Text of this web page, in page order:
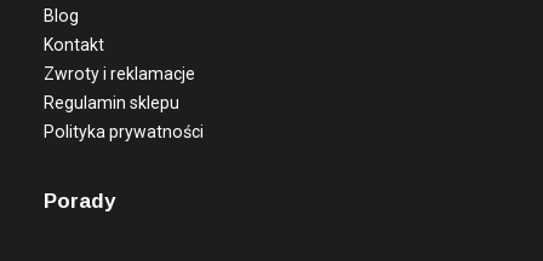
Blog
Kontakt
Zwroty i reklamacje
Regulamin sklepu
Polityka prywatności
Porady